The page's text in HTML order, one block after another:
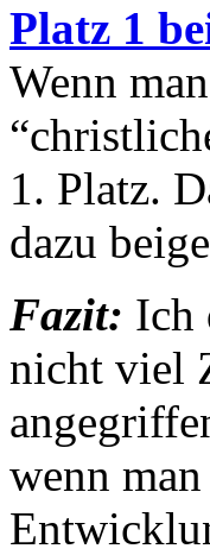
Platz 1
Wenn
1. Platz.
dazu
Fazit: Ich
nicht viel
wenn